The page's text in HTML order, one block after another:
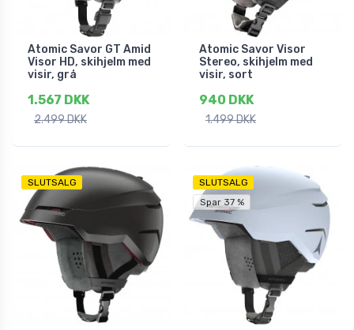
Atomic Savor GT Amid
Visor HD, skihjelm med
visir, grå
1.567 DKK
2.499 DKK
Atomic Savor Visor
Stereo, skihjelm med
visir, sort
940 DKK
1.499 DKK
SLUTSALG
SLUTSALG
Spar 37 %